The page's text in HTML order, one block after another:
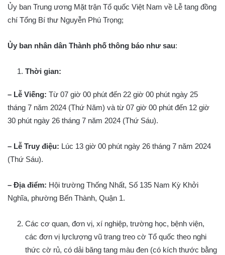
Ủy ban Trung ương Mặt trận Tổ quốc Việt Nam về Lễ tang đồng
chí Tổng Bí thư Nguyễn Phú Trọng;
Ủy ban nhân dân Thành phố thông báo như sau:
Thời gian:
– Lễ Viếng: Từ 07 giờ 00 phút đến 22 giờ 00 phút ngày 25
tháng 7 năm 2024 (Thứ Năm) và từ 07 giờ 00 phút đến 12 giờ
30 phút ngày 26 tháng 7 năm 2024 (Thứ Sáu).
– Lễ Truy điệu: Lúc 13 giờ 00 phút ngày 26 tháng 7 năm 2024
(Thứ Sáu).
– Địa điểm: Hội trường Thống Nhất, Số 135 Nam Kỳ Khởi
Nghĩa, phường Bến Thành, Quận 1.
Các cơ quan, đơn vị, xí nghiệp, trường học, bệnh viện,
các đơn vị lựclượng vũ trang treo cờ Tổ quốc theo nghi
thức cờ rủ, có dải băng tang màu đen (có kích thước bằng